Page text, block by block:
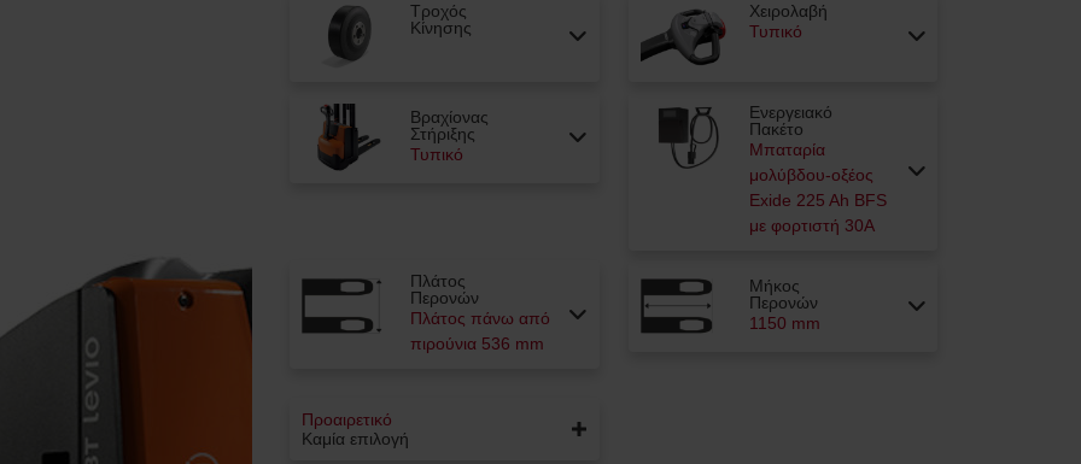
Τροχός
Κίνησης
Χειρολαβή
Τυπικό
Βραχίονας
Στήριξης
Τυπικό
Ενεργειακό
Πακέτο
Μπαταρία
μολύβδου-οξέος
Exide 225 Ah BFS
με φορτιστή 30Α
Πλάτος
Περονών
Πλάτος πάνω από
πιρούνια 536 mm
Μήκος
Περονών
1150 mm
Προαιρετικό
Καμία επιλογή